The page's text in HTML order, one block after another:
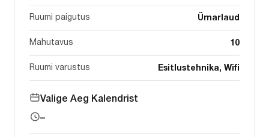
Ruumi paigutus Ümarlaud
Mahutavus 10
Ruumi varustus Esitlustehnika, Wifi
Valige Aeg Kalendrist
–